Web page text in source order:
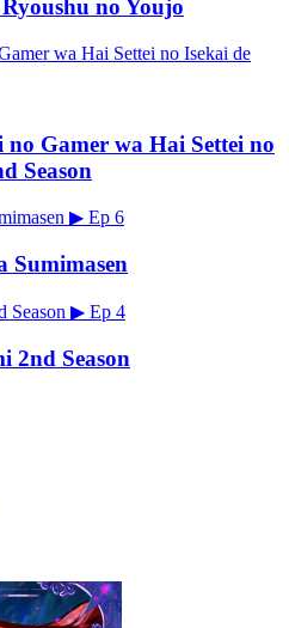
no Youjo
Gamer wa Hai Settei no
Season
▶ Ep 6
Sumimasen
▶ Ep 4
2nd Season